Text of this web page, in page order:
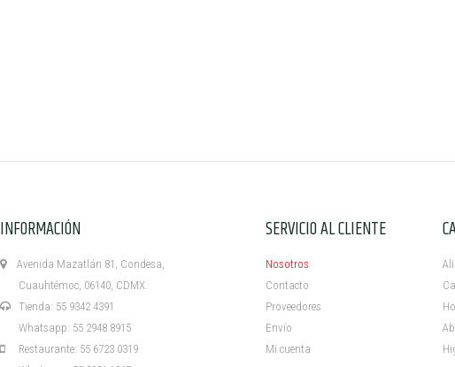
INFORMACIÓN
Avenida Mazatlán 81, Condesa,
Cuauhtémoc, 06140, CDMX.
Tienda: 55 9342 4391
Whatsapp: 55 2948 8915
Restaurante: 55 6723 0319
SERVICIO AL CLIENTE
Nosotros
Contacto
Proveedores
Envío
Mi cuenta ​